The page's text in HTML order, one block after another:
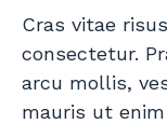
Cras vitae
consectetur.
arcu mollis,
mauris ut